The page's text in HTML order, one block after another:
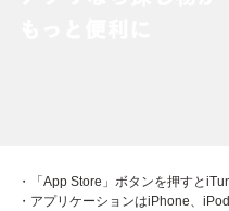
・「App Store」ボタンを押すと
・アプリケーションはiPhone、